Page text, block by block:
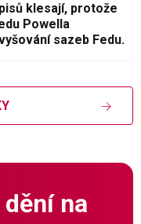
klesají, protože
Powella
sazeb Fedu.
na